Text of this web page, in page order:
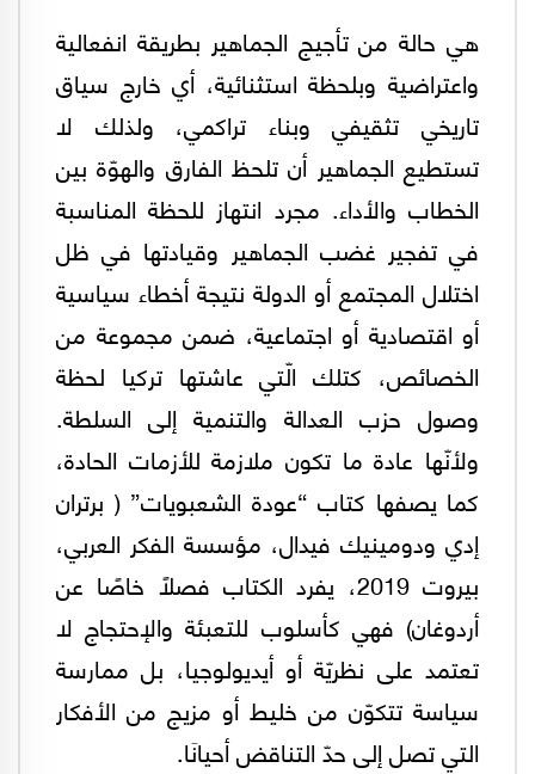
هي حالة من تأجيج الجماهير بطريقة انفعالية
واعتراضية وبلحظة استثنائية، أي خارج سياق
تاريخي تثقيفي وبناء تراكمي، ولذلك لا
تستطيع الجماهير أن تلحظ الفارق والهوّة بين
الخطاب والأداء. مجرد انتهاز للحظة المناسبة
في تفجير غضب الجماهير وقيادتها في ظل
اختلال المجتمع أو الدولة نتيجة أخطاء سياسية
أو اقتصادية أو اجتماعية، ضمن مجموعة من
الخصائص، كتلك الّتي عاشتها تركيا لحظة
وصول حزب العدالة والتنمية إلى السلطة.
ولأنّها عادة ما تكون ملازمة للأزمات الحادة،
كما يصفها كتاب “عودة الشعبويات” ( برتران
إدي ودومينيك فيدال، مؤسسة الفكر العربي،
بيروت 2019، يفرد الكتاب فصلًا خاصًا عن
أردوغان) فهي كأسلوب للتعبئة والإحتجاج لا
تعتمد على نظريّة أو أيديولوجيا، بل ممارسة
سياسة تتكوّن من خليط أو مزيج من الأفكار
التي تصل إلى حدّ التناقض أحيانَا.